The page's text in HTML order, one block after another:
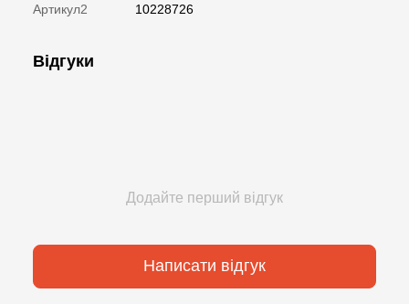
Артикул2 10228726
Відгуки
Додайте перший відгук
Написати відгук